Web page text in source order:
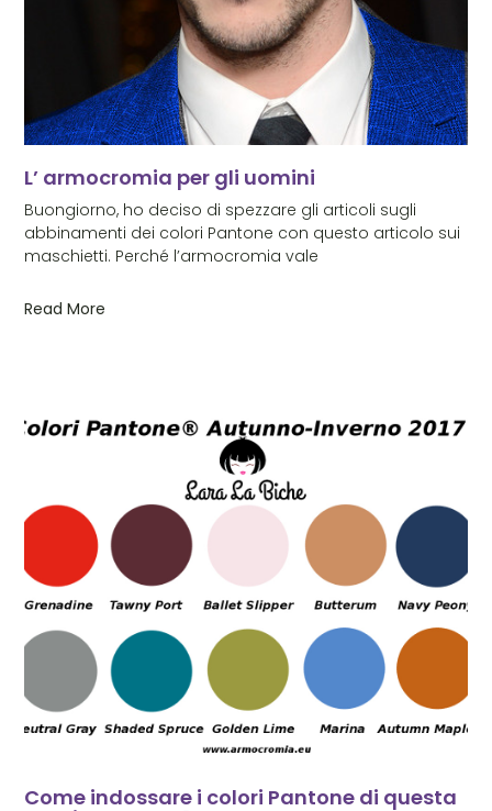
L’ armocromia per gli uomini
Buongiorno, ho deciso di spezzare gli articoli sugli
abbinamenti dei colori Pantone con questo articolo sui
maschietti. Perché l’armocromia vale
Read More
Come indossare i colori Pantone di questa